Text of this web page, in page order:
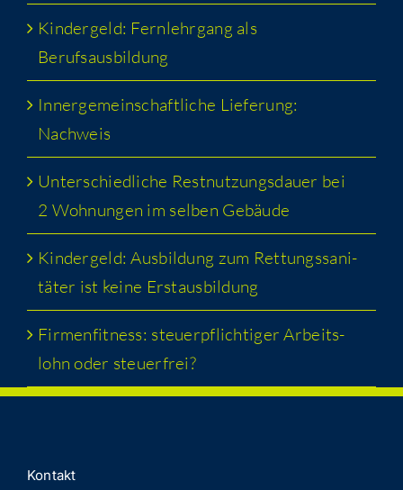
Kin­der­geld: Fern­lehr­gang als
Berufsausbildung
Inner­ge­mein­schaft­li­che Lie­fe­rung:
Nachweis
Unter­schied­li­che Rest­nut­zungs­dau­er bei
2 Woh­nun­gen im sel­ben Gebäude
Kin­der­geld: Aus­bil­dung zum Ret­tungs­sa­ni­
tä­ter ist kei­ne Erstausbildung
Fir­men­fit­ness: steu­er­pflich­ti­ger Arbeits­
lohn oder steuerfrei?
Kon­takt